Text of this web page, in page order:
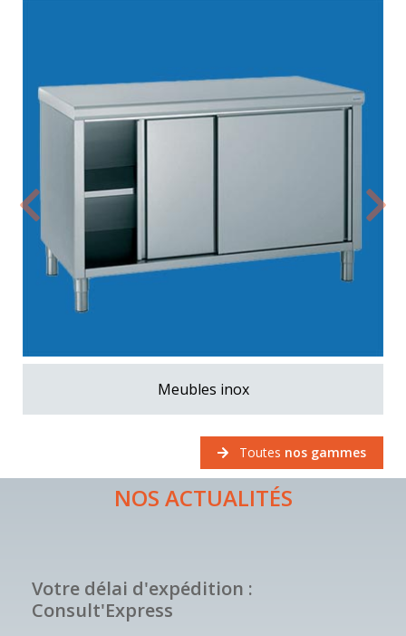
Meubles inox
Précédent
Toutes nos gammes
NOS ACTUALITÉS
Votre délai d'expédition :
Consult'Express